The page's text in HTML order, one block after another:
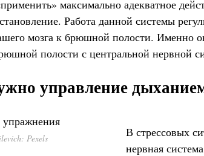
максимально адекватное
Работа данной системы
мозга к брюшной полости. Именно
полости с центральной нервной
управление
Pexels
В стрессовых
нервная